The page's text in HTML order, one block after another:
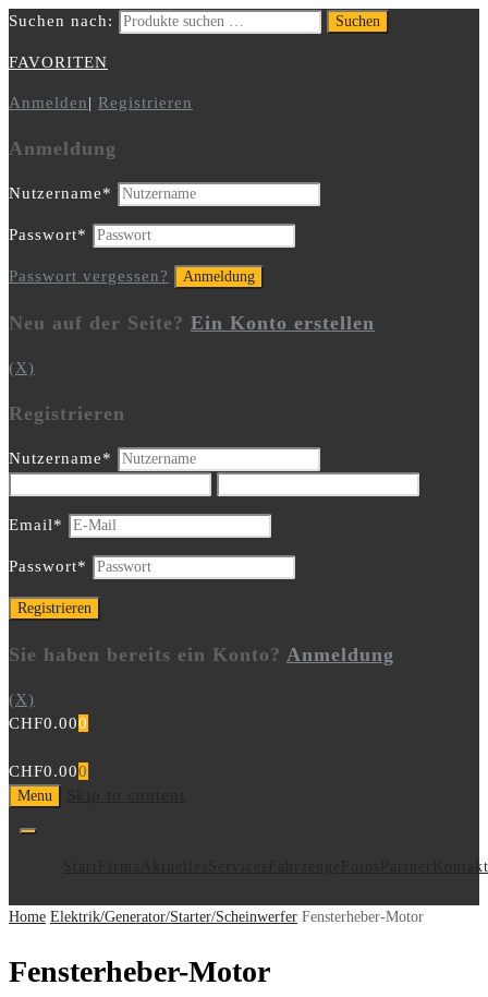
Suchen nach: Suchen
FAVORITEN
Anmelden| Registrieren
Anmeldung
Nutzername*
Passwort*
Passwort vergessen?
Neu auf der Seite? Ein Konto erstellen
(X)
Registrieren
Nutzername*
Email*
Passwort*
Sie haben bereits ein Konto? Anmeldung
(X)
CHF0.000
CHF0.000
Menu
Kontakt
Home Elektrik/Generator/Starter/Scheinwerfer Fensterheber-Motor
Fensterheber-Motor